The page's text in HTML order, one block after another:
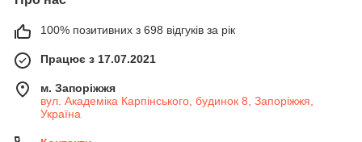
100% позитивних з 698 відгуків за рік
Працює з 17.07.2021
м. Запоріжжя
вул. Академіка Карпінського, будинок 8, Запоріжжя,
Україна